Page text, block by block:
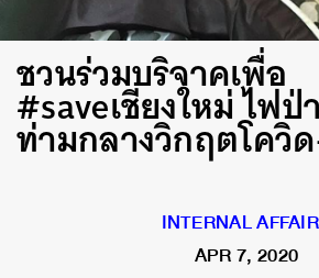
ชวนร่วมบริจาคเพื่อ
#saveเชียงใหม่ ไฟ
ท่ามกลางวิกฤตโควิ
INTERNAL
APR 7, 2020